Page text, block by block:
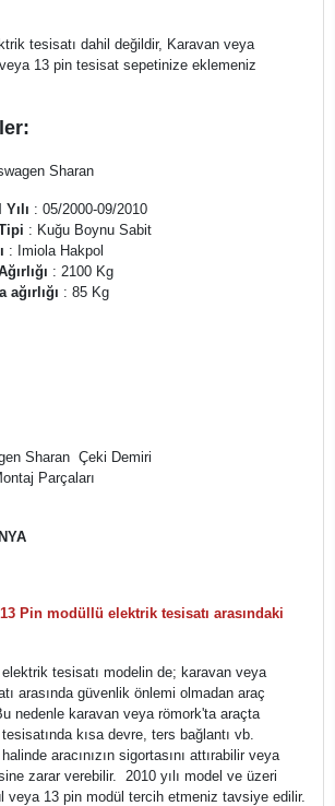
tesisatı dahil değildir, Karavan veya
13 pin tesisat sepetinize eklemeniz
Sharan
: 05/2000-09/2010
: Kuğu Boynu Sabit
: Imiola Hakpol
: 2100 Kg
ağırlığı : 85 Kg
Sharan Çeki Demiri
Parçaları
Pin modüllü elektrik tesisatı arasındaki
tesisatı modelin de; karavan veya
arasında güvenlik önlemi olmadan araç
nedenle karavan veya römork'ta araçta
kısa devre, ters bağlantı vb.
aracınızın sigortasını attırabilir veya
zarar verebilir. 2010 yılı model ve üzeri
veya 13 pin modül tercih etmeniz tavsiye edilir.